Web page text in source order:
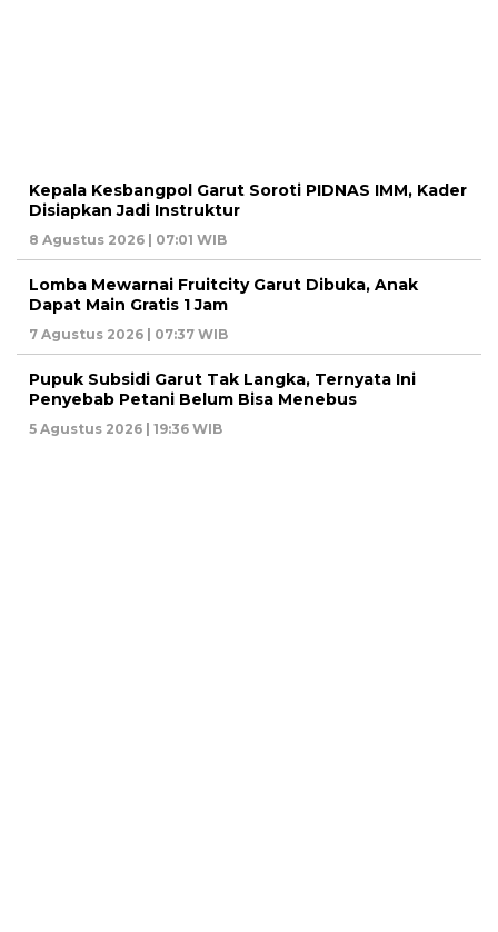
Kepala Kesbangpol Garut Soroti PIDNAS IMM, Kader
Disiapkan Jadi Instruktur
8 Agustus 2026 | 07:01 WIB
Lomba Mewarnai Fruitcity Garut Dibuka, Anak
Dapat Main Gratis 1 Jam
7 Agustus 2026 | 07:37 WIB
Pupuk Subsidi Garut Tak Langka, Ternyata Ini
Penyebab Petani Belum Bisa Menebus
5 Agustus 2026 | 19:36 WIB